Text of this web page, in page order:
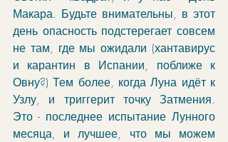
Макара. Будьте внимательны, в этот
день опасность подстерегает совсем
не там, где мы ожидали (хантавирус
и карантин в Испании, поближе к
Овну?) Тем более, когда Луна идёт к
Узлу, и триггерит точку Затмения.
Это - последнее испытание Лунного
месяца, и лучшее, что мы можем